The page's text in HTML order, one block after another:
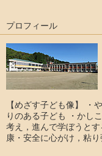
プロフィール
【めざす子ども像】
りのある子ども ・かし
考え，進んで学ぼうと
康・安全に心がけ，粘